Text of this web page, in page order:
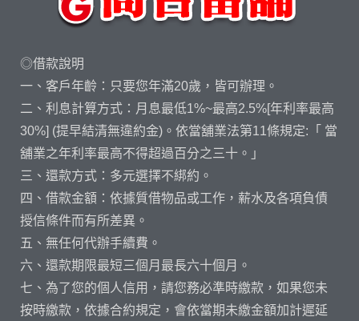
◎借款說明
一、客戶年齡：只要您年滿20歲，皆可辦理。
二、利息計算方式：月息最低1%~最高2.5%[年利率最高
30%] (提早結清無違約金)。依當舖業法第11條規定:「 當
舖業之年利率最高不得超過百分之三十。」
三、還款方式：多元選擇不綁約。
四、借款金額：依據質借物品或工作，薪水及各項負債
授信條件而有所差異。
五、無任何代辦手續費。
六、還款期限最短三個月最長六十個月。
七、為了您的個人信用，請您務必準時繳款，如果您未
按時繳款，依據合約規定，會依當期未繳金額加計遲延